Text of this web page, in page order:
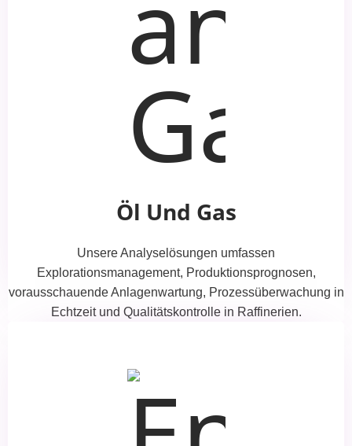
Öl Und Gas
Unsere Analyselösungen umfassen
Explorationsmanagement, Produktionsprognosen,
vorausschauende Anlagenwartung, Prozessüberwachung in
Echtzeit und Qualitätskontrolle in Raffinerien.